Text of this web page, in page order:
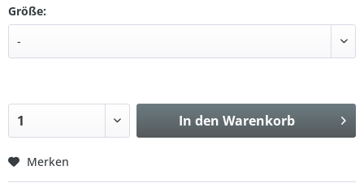
Größe:
In den Warenkorb
Merken